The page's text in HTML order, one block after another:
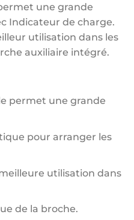
une grande
Indicateur de charge.
utilisation dans les
auxiliaire intégré.
permet une grande
pour arranger les
utilisation dans
de la broche.